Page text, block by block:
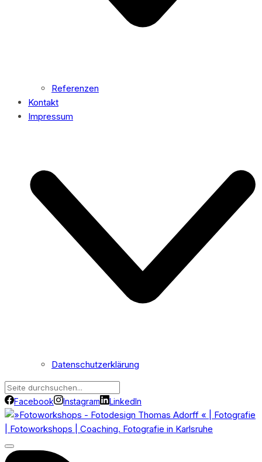
Referenzen
Kontakt
Impressum
Datenschutzerklärung
Facebook Instagram LinkedIn